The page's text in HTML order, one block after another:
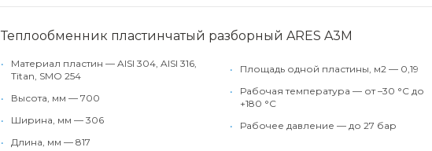
Теплообменник пластинчатый разборный ARES A3M
•
Материал пластин — AISI 304, AISI 316,
Titan, SMO 254
•
Высота, мм — 700
•
Ширина, мм — 306
•
Длина, мм — 817
•
Площадь одной пластины, м2 — 0,19
•
Рабочая температура — от –30 °С до
+180 °С
•
Рабочее давление — до 27 бар